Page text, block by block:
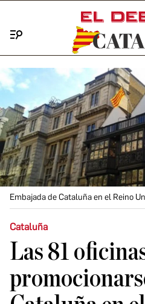
Embajada de Cataluña en el Reino
Cataluña
Las 81